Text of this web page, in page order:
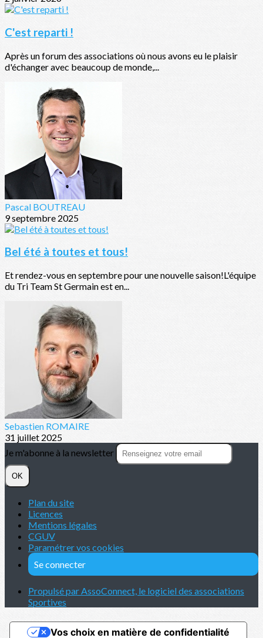
C'est reparti !
Après un forum des associations où nous avons eu le plaisir
d'échanger avec beaucoup de monde,...
Pascal BOUTREAU
9 septembre 2025
Bel été à toutes et tous!
Et rendez-vous en septembre pour une nouvelle saison!L'équipe
du Tri Team St Germain est en...
Sebastien ROMAIRE
31 juillet 2025
Je m'abonne à la newsletter
OK
Plan du site
Licences
Mentions légales
CGUV
Paramétrer vos cookies
Se connecter
Propulsé par AssoConnect, le logiciel des associations
Sportives
Vos choix en matière de confidentialité